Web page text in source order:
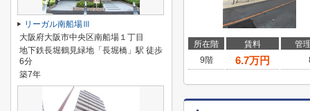
所在階 賃料
管
9階
6.7万円
リーガル南船場Ⅲ
大阪府大阪市中央区南船場１丁目
地下鉄長堀鶴見緑地「長堀橋」駅 徒歩
6分
築7年